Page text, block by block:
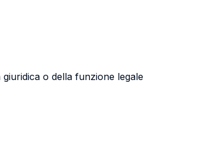
o della funzione legale